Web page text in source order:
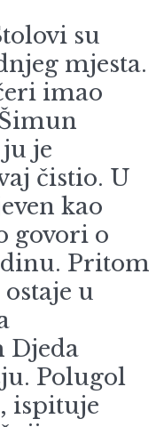
su
mjesta.
imao
je
čistio. U
kao
govori o
Pritom
u
Djeda
Polugol
ispituje